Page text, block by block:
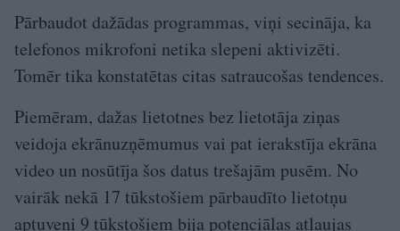
Pārbaudot dažādas programmas, viņi secināja, ka
telefonos mikrofoni netika slepeni aktivizēti.
Tomēr tika konstatētas citas satraucošas tendences.
Piemēram, dažas lietotnes bez lietotāja ziņas
veidoja ekrānuzņēmumus vai pat ierakstīja ekrāna
video un nosūtīja šos datus trešajām pusēm. No
vairāk nekā 17 tūkstošiem pārbaudīto lietotņu
aptuveni 9 tūkstošiem bija potenciālas atļaujas